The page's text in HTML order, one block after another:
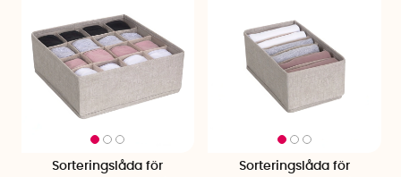
Sorteringslåda för
Sorteringslåda för